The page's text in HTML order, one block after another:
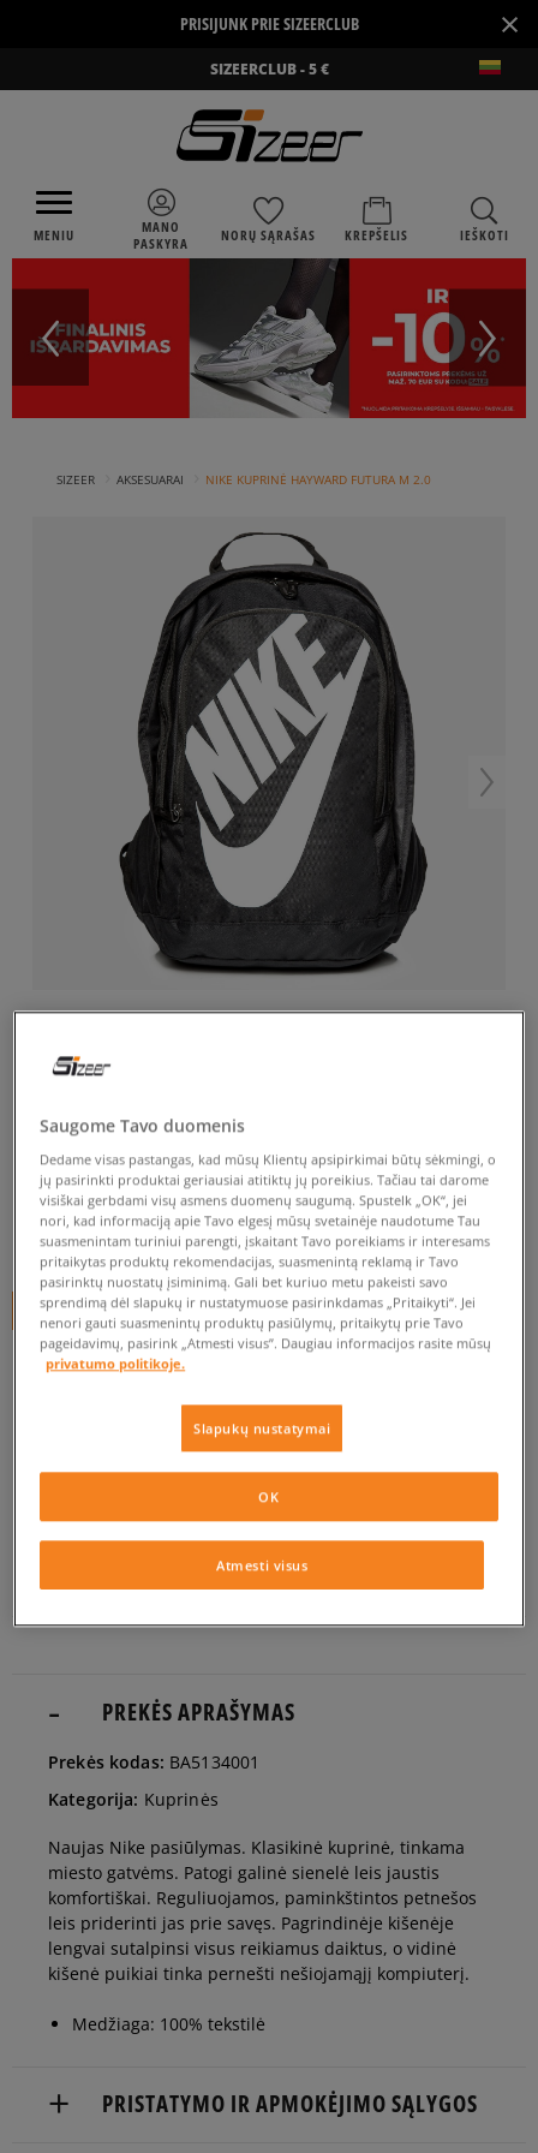
PRISIJUNK PRIE SIZEERCLUB ×
SIZEERCLUB - 5 €
MENIU
MANO
PASKYRA
NORŲ SĄRAŠAS KREPŠELIS IEŠKOTI
SIZEER AKSESUARAI NIKE KUPRINĖ HAYWARD FUTURA M 2.0
NIKE KUPRINĖ HAYWARD
FUTURA M 2.0
unisex, kuprinės
0.0 (
39,99€
+ 40 tšk.SizeerClub
Prekė neprieinama
Jei prekė vėl bus sandėlyje, gausi pranešimą iš mūsų.
Pranešti man
PATIKRINK PRIEINAMUMĄ PARDUOTUVĖJE
PREKĖS APRAŠYMAS
Prekės kodas: BA5134001
Kategorija: Kuprinės
Naujas Nike pasiūlymas. Klasikinė kuprinė, tinkama
miesto gatvėms. Patogi galinė sienelė leis jaustis
komfortiškai. Reguliuojamos, paminkštintos petnešos
leis priderinti jas prie savęs. Pagrindinėje kišenėje
lengvai sutalpinsi visus reikiamus daiktus, o vidinė
kišenė puikiai tinka pernešti nešiojamąjį kompiuterį.
Medžiaga: 100% tekstilė
PRISTATYMO IR APMOKĖJIMO SĄLYGOS
Saugome Tavo duomenis
Dedame visas pastangas, kad mūsų Klientų apsipirkimai būtų sėkmingi, o
jų pasirinkti produktai geriausiai atitiktų jų poreikius. Tačiau tai darome
visiškai gerbdami visų asmens duomenų saugumą. Spustelk „OK“, jei
nori, kad informaciją apie Tavo elgesį mūsų svetainėje naudotume Tau
suasmenintam turiniui parengti, įskaitant Tavo poreikiams ir interesams
pritaikytas produktų rekomendacijas, suasmenintą reklamą ir Tavo
pasirinktų nuostatų įsiminimą. Gali bet kuriuo metu pakeisti savo
sprendimą dėl slapukų ir nustatymuose pasirinkdamas „Pritaikyti“. Jei
nenori gauti suasmenintų produktų pasiūlymų, pritaikytų prie Tavo
pageidavimų, pasirink „Atmesti visus”. Daugiau informacijos rasite mūsų
privatumo politikoje.
Slapukų nustatymai
Atmesti visus
OK